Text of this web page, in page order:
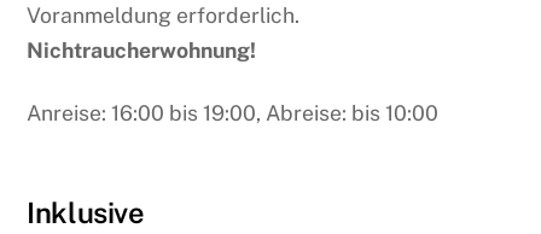
Voranmeldung erforderlich.
Nichtraucherwohnung!
Anreise: 16:00 bis 19:00, Abreise: bis 10:00
Inklusive